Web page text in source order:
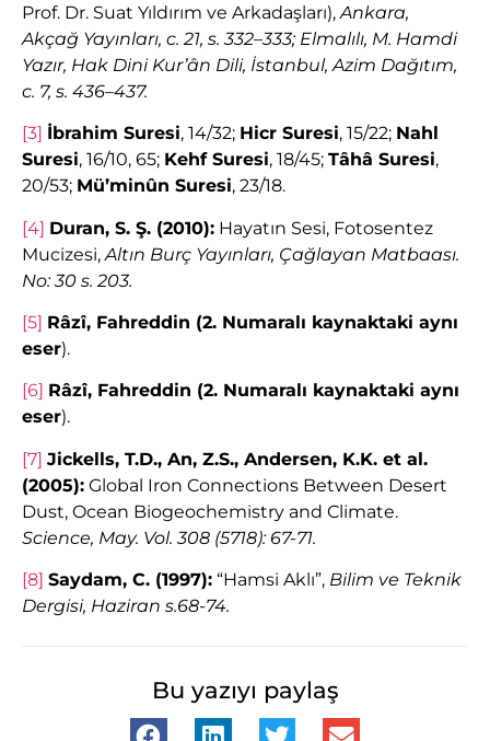
Prof. Dr. Suat Yıldırım ve Arkadaşları), Ankara,
Akçağ Yayınları, c. 21, s. 332–333; Elmalılı, M. Hamdi
Yazır, Hak Dini Kur’ân Dili, İstanbul, Azim Dağıtım,
c. 7, s. 436–437.
[3] İbrahim Suresi, 14/32; Hicr Suresi, 15/22; Nahl
Suresi, 16/10, 65; Kehf Suresi, 18/45; Tâhâ Suresi,
20/53; Mü’minûn Suresi, 23/18.
[4] Duran, S. Ş. (2010): Hayatın Sesi, Fotosentez
Mucizesi, Altın Burç Yayınları, Çağlayan Matbaası.
No: 30 s. 203.
[5] Râzî, Fahreddin (2. Numaralı kaynaktaki aynı
eser).
[6] Râzî, Fahreddin (2. Numaralı kaynaktaki aynı
eser).
[7] Jickells, T.D., An, Z.S., Andersen, K.K. et al.
(2005): Global Iron Connections Between Desert
Dust, Ocean Biogeochemistry and Climate.
Science, May. Vol. 308 (5718): 67-71.
[8] Saydam, C. (1997): “Hamsi Aklı”, Bilim ve Teknik
Dergisi, Haziran s.68-74.
Bu yazıyı paylaş